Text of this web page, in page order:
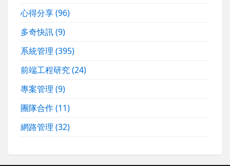
心得分享(96)
多奇快訊(9)
系統管理(395)
前端工程研究(24)
專案管理(9)
團隊合作(11)
網路管理(32)